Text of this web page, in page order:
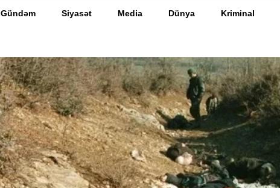
Gündəm Siyasət Media Dünya Kriminal